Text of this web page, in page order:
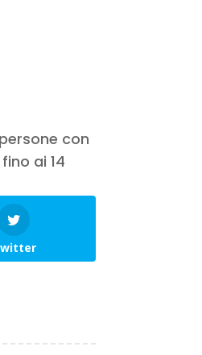
con
ai 14